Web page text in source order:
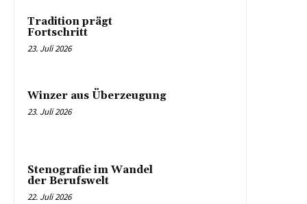
Tradition prägt
Fortschritt
23. Juli 2026
Winzer aus Überzeugung
23. Juli 2026
Stenografie im Wandel
der Berufswelt
22. Juli 2026